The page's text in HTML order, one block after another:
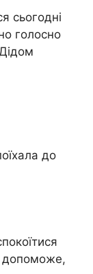
сьогодні
голосно
до
допоможе,